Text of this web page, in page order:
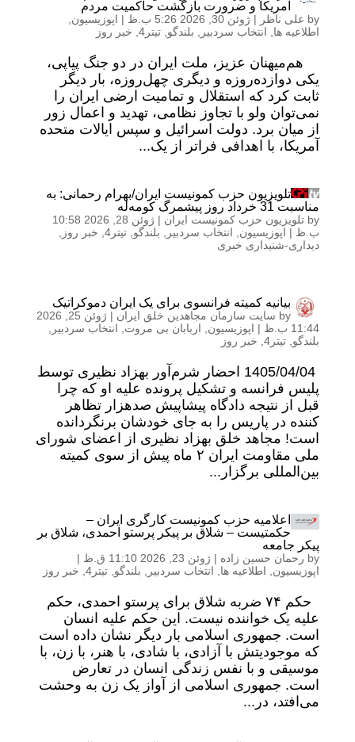
آمریکا و ضرورت بازگشت حاکمیت مردم
by علی ناظر | ژوئن 30, 2026 5:26 ب.ظ | اپوزیسیون
اطلاعیه ها
انتخاب سردبیر بلندگو تیتر4 , خبر روز
هم‌میهنان عزیز، ملت ایران در دو جنگ پیاپی،
یکی دوازده‌روزه و دیگری چهل‌روزه، بار دیگر
ثابت کرد که استقلال و تمامیت ارضی ایران را
نمی‌توان ولو با تجاوز نظامی، تهدید و اعمال زور
از میان برد. دولت اسرائیل و سپس ایالات متحده
آمریکا، با اهدافی فراتر از یک...
تلویزیون حزب کمونیست ایران/بهرام رحمانی: به
مناسبت 31 خرداد روز پیشمرگ کومه‌له
by تلویزیون حزب کمونیست ایران |
ژوئن 28, 2026 10:58
ب.ظ | اپوزیسیون انتخاب سردبیر بلندگو تیتر4 , خبر روز
دیداری-شنیداری خبری
بیانیه کمیته فرانسوی برای یک ایران دموکراتیک
by سایت سازمان مجاهدین خلق ایران |
ژوئن 25, 2026
11:44 ب.ظ
| اپوزیسیون اربابان بی مروت انتخاب سردبیر
بلندگو تیتر4 , خبر روز
1405/04/04 احضار شرم‌آور بهزاد نظیری توسط
پلیس فرانسه و تشکیل پرونده علیه او که چرا
قبل از نتیجه دادگاه پیشاپیش صدهزار تظاهر
کننده در پاریس را به جای خودشان برنگردانده
است! مجاهد خلق بهزاد نظیری از اعضای شورای
ملی مقاومت ایران ۲ ماه پیش از سوی کمیته
بین‌المللی برگزار...
اعلامیه حزب کمونیست کارگری ایران –
حکمتیست – شلاق بر پیکر پرستو احمدی، شلاق بر
پیکر جامعه
by رحمان حسین زاده | ژوئن 23, 2026 11:10 ق.ظ
|
اپوزیسیون
اطلاعیه ها انتخاب سردبیر بلندگو تیتر4 , خبر روز
حکم ۷۴ ضربه شلاق برای پرستو احمدی، حکم
علیه یک خواننده نیست. این حکم علیه انسان
است. جمهوری اسلامی بار دیگر نشان داده است
که موجودیتش با آزادی، با شادی، با هنر، با زن، با
موسیقی و با نفس زندگی انسان در تعارض
است. جمهوری اسلامی از آواز یک زن به وحشت
می‌افتد، در...